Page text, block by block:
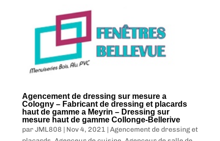
Agencement de dressing sur mesure a
Cologny – Fabricant de dressing et placards
haut de gamme a Meyrin – Dressing sur
mesure haut de gamme Collonge-Bellerive
parJML808 | Nov 4, 2021 |Agencement de dressing et